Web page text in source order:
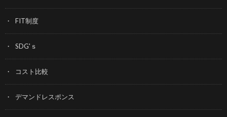
FIT制度
SDG'ｓ
コスト比較
デマンドレスポンス